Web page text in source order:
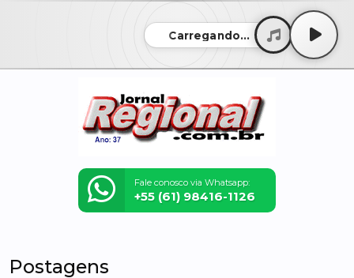
Carregando...
Fale conosco via Whatsapp:
+55 (61) 98416-1126
Postagens